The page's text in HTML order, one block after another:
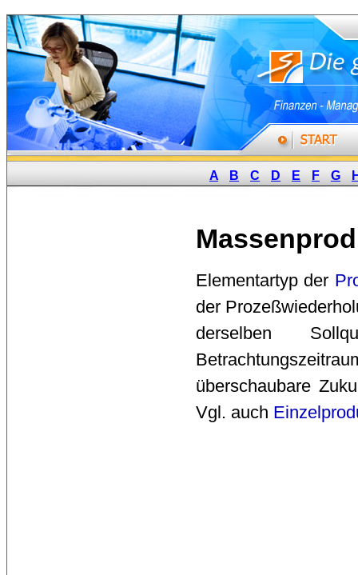
A B C D E F G
Elementartyp der
der
derselben
überschaubare
Vgl. auch